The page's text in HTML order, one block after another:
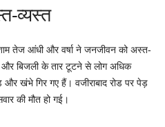
व्यस्त
तेज आंधी और वर्षा ने जनजीवन को अस्त-
बिजली के तार टूटने से लोग अधिक
और खंभे गिर गए हैं। वजीराबाद रोड पर पेड़
की मौत हो गई।